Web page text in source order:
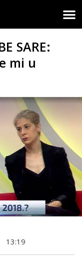
SARE:
mi u
13:19